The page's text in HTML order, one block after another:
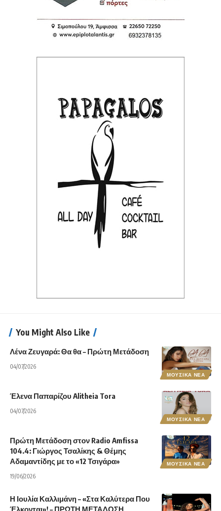
You Might Also Like
ΜΟΥΣΙΚΑ ΝΕΑ
Λένα Ζευγαρά: Θα θα – Πρώτη Μετάδοση
04/07/2026
ΜΟΥΣΙΚΑ ΝΕΑ
Έλενα Παπαρίζου Alitheia Tora
04/07/2026
ΜΟΥΣΙΚΑ ΝΕΑ
Πρώτη Μετάδοση στον Radio Amfissa
104.4: Γιώργος Τσαλίκης & Θέμης
Αδαμαντίδης με το «12 Τσιγάρα»
19/06/2026
Η Ιουλία Καλλιμάνη – «Στα Καλύτερα Που
Έλκονται»! – ΠΡΩΤΗ ΜΕΤΑΔΟΣΗ